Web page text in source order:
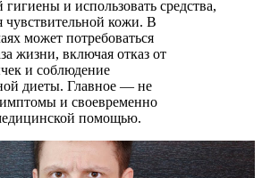
и использовать средства,
чувствительной кожи. В
может потребоваться
жизни, включая отказ от
и соблюдение
диеты. Главное — не
и своевременно
помощью.